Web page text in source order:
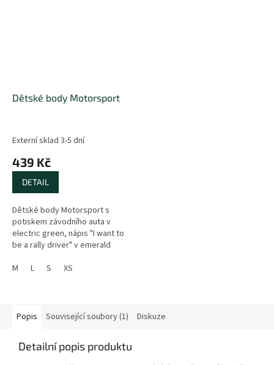
Dětské body Motorsport
Externí sklad 3-5 dní
439 Kč
DETAIL
Dětské body Motorsport s
potiskem závodního auta v
electric green, nápis "I want to
be a rally driver" v emerald
velikosti 68...
M L S XS
Popis Související soubory (1) Diskuze
Detailní popis produktu